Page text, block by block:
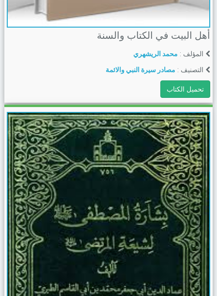
أهل البيت في الكتاب والسنة
المؤلف : محمد الريشهري
التصنيف : مصادر سيرة النبي والائمة
تحميل الكتاب